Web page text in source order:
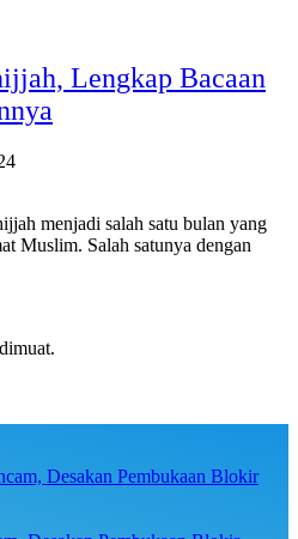
Lengkap Bacaan
menjadi salah satu bulan yang
Muslim. Salah satunya dengan